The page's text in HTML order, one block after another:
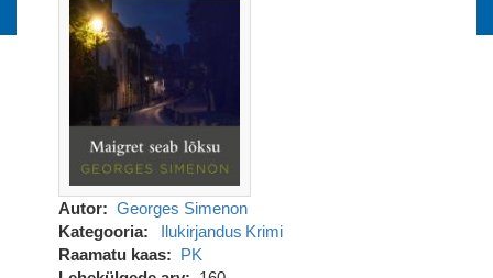
Autor
Georges Simenon
Kategooria
Ilukirjandus Krimi
Raamatu kaas
PK